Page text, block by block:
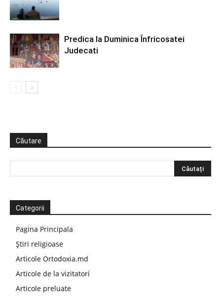
Predica la Duminica Înfricosatei
Judecati
Căutare
Categorii
Pagina Principala
Știri religioase
Articole Ortodoxia.md
Articole de la vizitatori
Articole preluate